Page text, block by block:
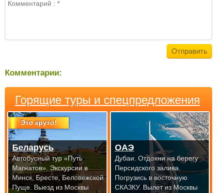
Комментарии:
Горящие туры и спецпредложения
Это круто!
Беларусь
Автобусный тур «Путь
Магнатов». Экскурсии в
Минск, Бресте, Беловежской
Пуще. Выезд из Москвы
ОАЭ
Дубаи. Отдохни на берегу
Персидского залива.
Погрузись в восточную
СКАЗКУ. Вылет из Москвы